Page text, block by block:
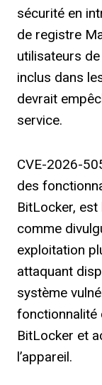
sécurité en
de registre
utilisateurs
inclus dans
devrait
service.
CVE-2026-
des
BitLocker,
comme
exploitation
attaquant
système
fonctionnalité
BitLocker et
l’appareil.